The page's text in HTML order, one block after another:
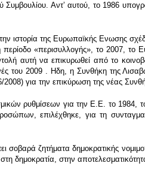
Συμβουλίου. Αντʼ αυτού, το 1986
ιστορία της Ευρωπαϊκής Ενωσης
«περισυλλογής», το 2007, το
αυτή να επικυρωθεί από το
του 2009 . Ηδη, η Συνθήκη της
2008) για την επικύρωση της νέας
ρυθμίσεων για την Ε.Ε. το 1984,
επιλέχθηκε, για τη
ζητήματα δημοκρατικής
δημοκρατία, στην